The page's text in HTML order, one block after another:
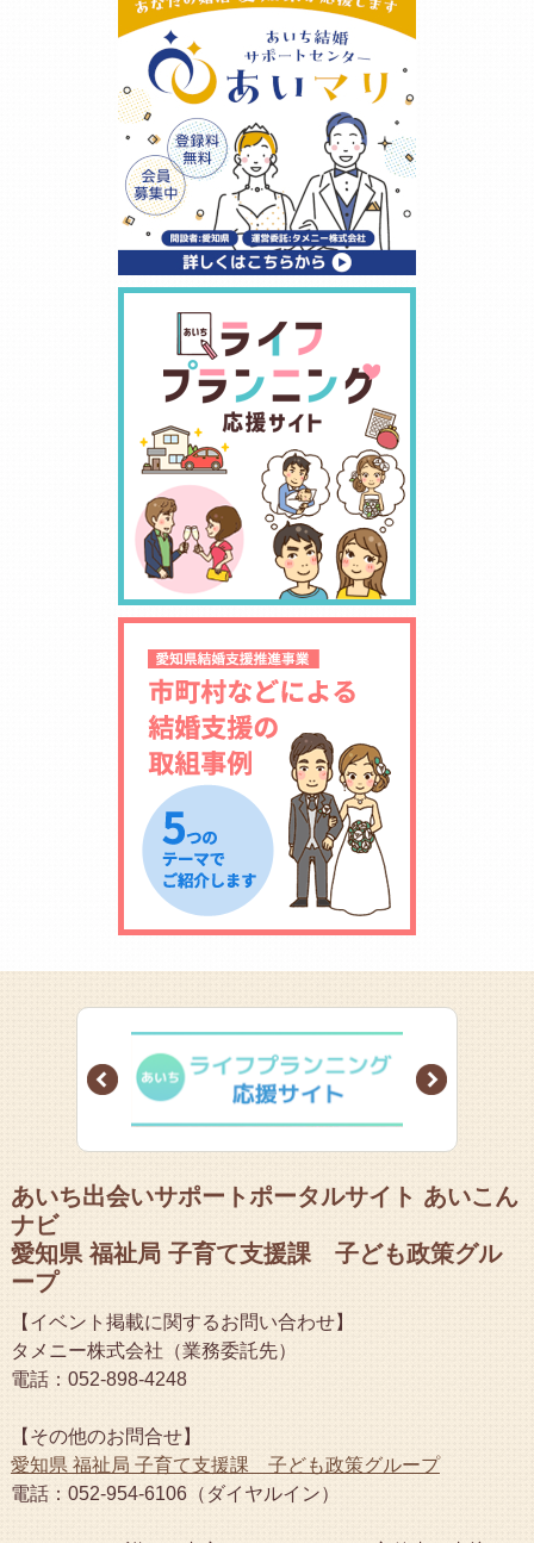
Prev Next
あいち出会いサポートポータルサイト あいこん
ナビ
愛知県 福祉局 子育て支援課 子ども政策グル
ープ
【イベント掲載に関するお問い合わせ】
タメニー株式会社（業務委託先）
電話：052-898-4248
【その他のお問合せ】
愛知県 福祉局 子育て支援課 子ども政策グループ
電話：052-954-6106（ダイヤルイン）